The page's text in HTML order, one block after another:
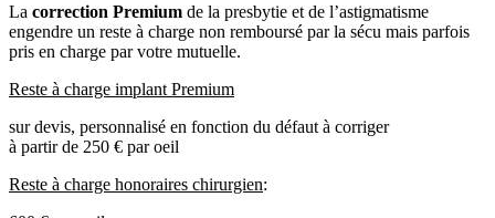
La correction Premium de la presbytie et de l’astigmatisme
engendre un reste à charge non remboursé par la sécu mais parfois
pris en charge par votre mutuelle.
Reste à charge implant Premium
sur devis, personnalisé en fonction du défaut à corriger
à partir de 250 € par oeil
Reste à charge honoraires chirurgien: